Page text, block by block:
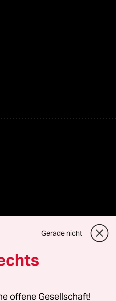
GmbH
Fragen oder für Genehmigungen
Gerade nicht
offene Gesellschaft!